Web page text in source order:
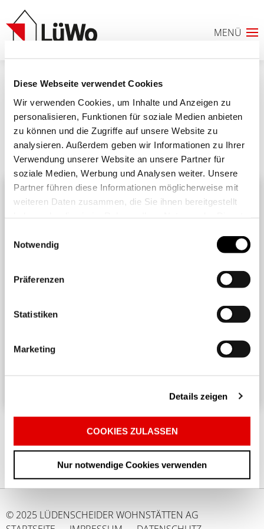
Diese Webseite verwendet Cookies
Wir verwenden Cookies, um Inhalte und Anzeigen zu
personalisieren, Funktionen für soziale Medien anbieten
zu können und die Zugriffe auf unsere Website zu
analysieren. Außerdem geben wir Informationen zu Ihrer
Verwendung unserer Website an unsere Partner für
soziale Medien, Werbung und Analysen weiter. Unsere
Partner führen diese Informationen möglicherweise mit
weiteren Daten zusammen, die Sie ihnen bereitgestellt
Cookies, wenn Sie unsere Webseite weiterhin nutzen.
Notwendig
Präferenzen
Statistiken
Marketing
Details zeigen
COOKIES ZULASSEN
Nur notwendige Cookies verwenden
Ähnliche Beiträge Alle Beiträge
Harmonisches Wohnen untereinander
in einem Mehrparteienhaus erfordert
Rücksichtnahme und Achtsamkeit. ...
ANFRAGELISTE
© 2025 LÜDENSCHEIDER WOHNSTÄTTEN AG